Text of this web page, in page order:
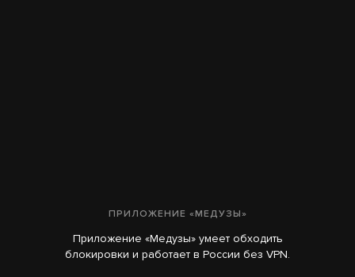
ПРИЛОЖЕНИЕ «МЕДУЗЫ»
Приложение «Медузы» умеет обходить
блокировки и работает в России без VPN.